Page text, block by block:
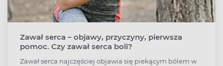
Zawał serca – objawy, przyczyny, pierwsza
pomoc. Czy zawał serca boli?
Zawał serca najczęściej objawia się piekącym bólem w